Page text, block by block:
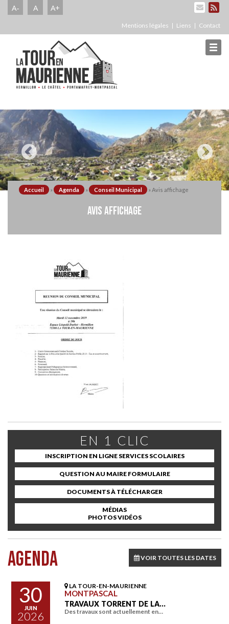
A- A A+
Mentions légales Liens Contact
Accueil » Agenda » Conseil Municipal »Avis affichage
AVIS AFFICHAGE
EN 1 CLIC
INSCRIPTION EN LIGNE SERVICES SCOLAIRES
QUESTION AU MAIRE FORMULAIRE
DOCUMENTS À TÉLÉCHARGER
MÉDIAS
PHOTOS VIDÉOS
AGENDA VOIR TOUTES LES DATES
30
JUIN
2026
LA TOUR-EN-MAURIENNE
MONTPASCAL
TRAVAUX TORRENT DE LA…
Des travaux sont actuellement en…